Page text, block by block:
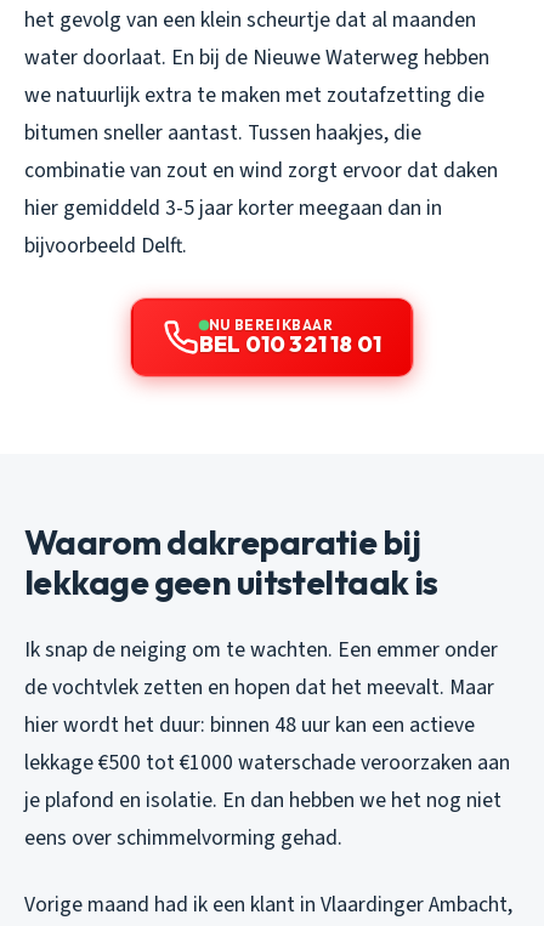
het gevolg van een klein scheurtje dat al maanden
water doorlaat. En bij de Nieuwe Waterweg hebben
we natuurlijk extra te maken met zoutafzetting die
bitumen sneller aantast. Tussen haakjes, die
combinatie van zout en wind zorgt ervoor dat daken
hier gemiddeld 3-5 jaar korter meegaan dan in
bijvoorbeeld Delft.
NU BEREIKBAAR
BEL 010 321 18 01
Waarom dakreparatie bij
lekkage geen uitsteltaak is
Ik snap de neiging om te wachten. Een emmer onder
de vochtvlek zetten en hopen dat het meevalt. Maar
hier wordt het duur: binnen 48 uur kan een actieve
lekkage €500 tot €1000 waterschade veroorzaken aan
je plafond en isolatie. En dan hebben we het nog niet
eens over schimmelvorming gehad.
Vorige maand had ik een klant in Vlaardinger Ambacht,